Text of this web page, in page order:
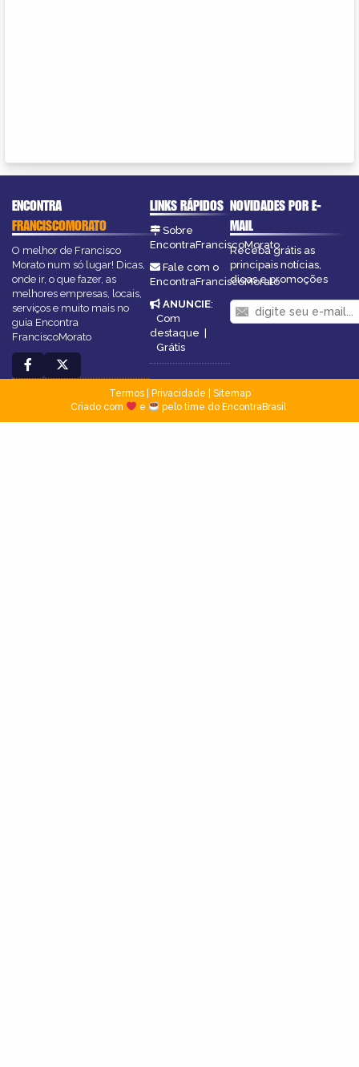
ENCONTRA
FRANCISCOMORATO
O melhor de Francisco
Morato num só lugar! Dicas,
onde ir, o que fazer, as
melhores empresas, locais,
serviços e muito mais no
guia Encontra
FranciscoMorato
LINKS RÁPIDOS
Sobre
EncontraFranciscoMorato
Fale com o
EncontraFranciscoMorato
ANUNCIE:
Com
destaque |
Grátis
NOVIDADES POR E-
MAIL
Receba grátis as
principais notícias,
dicas e promoções
Termos| Privacidade
Sitemap
Criado com
e pelo time do EncontraBrasil